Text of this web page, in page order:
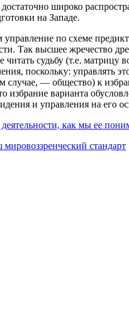
широко
на Западе.
по схеме
Так высшее жречество
читать судьбу (т.е. матрицу
поскольку: управлять
случае, — общество) к
избрание варианта
и управления на его
как мы ее
стандарт